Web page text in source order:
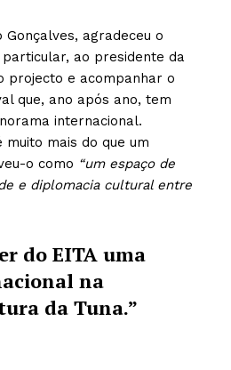
agradeceu o
ao presidente da
projecto e acompanhar o
que, ano após ano, tem
internacional.
muito mais do que um
o como “um espaço de
e diplomacia cultural entre
do EITA uma
na
da Tuna.”